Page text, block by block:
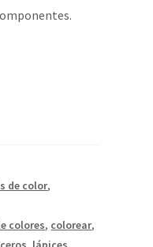
de color,
colores, colorear,